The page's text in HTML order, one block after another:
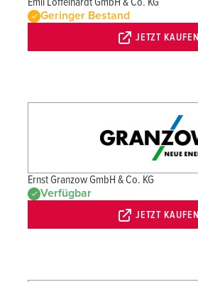
Emil Löffelhardt GmbH & Co. KG
Geringer Bestand
JETZT KAUFEN
Ernst Granzow GmbH & Co. KG
Verfügbar
JETZT KAUFEN